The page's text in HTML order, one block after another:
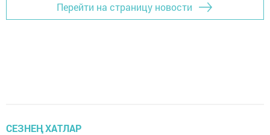
Перейти на страницу новости
СЕЗНЕҢ ХАТЛАР